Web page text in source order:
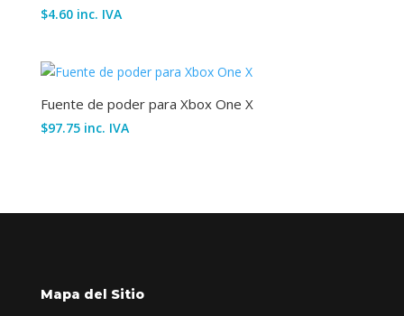
$4.60 inc. IVA
Fuente de poder para Xbox One X
$97.75 inc. IVA
Mapa del Sitio